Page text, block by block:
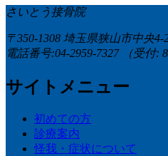
さいとう接骨院
〒350-1308 埼玉県狭山市中央4-
電話番号:04-2959-7327
（受付:
サイトメニュー
初めての方
診療案内
怪我・症状について